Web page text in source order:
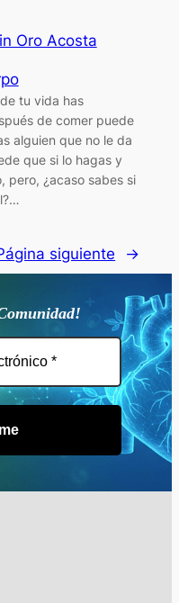
Oro Acosta
tu vida has
de comer puede
alguien que no le da
que si lo hagas y
pero, ¿acaso sabes si
siguiente →